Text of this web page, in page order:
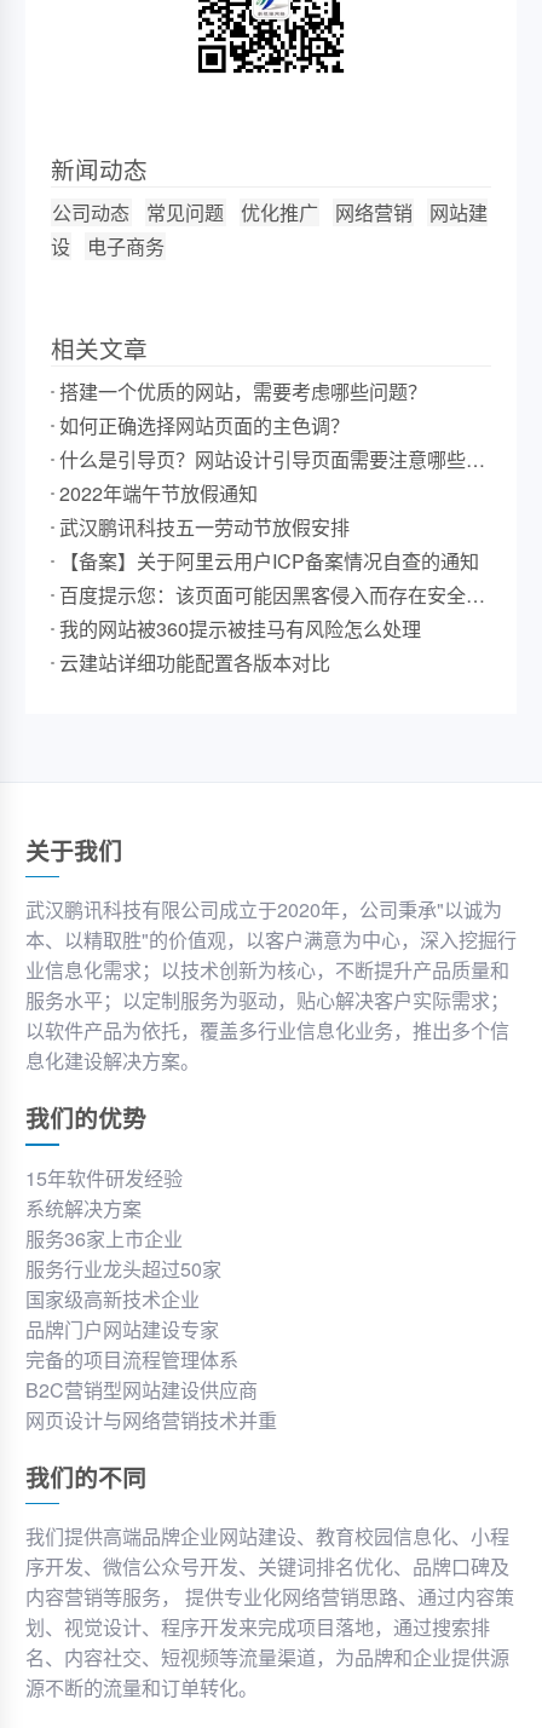
新闻动态
公司动态 常见问题 优化推广 网络营销
网站建
设
电子商务
相关文章
搭建一个优质的网站，需要考虑哪些问题？
如何正确选择网站页面的主色调？
什么是引导页？网站设计引导页面需要注意哪些事
项？
2022年端午节放假通知
武汉鹏讯科技五一劳动节放假安排
【备案】关于阿里云用户ICP备案情况自查的通知
百度提示您：该页面可能因黑客侵入而存在安全风
险
我的网站被360提示被挂马有风险怎么处理
云建站详细功能配置各版本对比
关于我们
武汉鹏讯科技有限公司成立于2020年，公司秉承"以诚为
本、以精取胜"的价值观，以客户满意为中心，深入挖掘行
业信息化需求；以技术创新为核心，不断提升产品质量和
服务水平；以定制服务为驱动，贴心解决客户实际需求；
以软件产品为依托，覆盖多行业信息化业务，推出多个信
息化建设解决方案。
我们的优势
15年软件研发经验
系统解决方案
服务36家上市企业
服务行业龙头超过50家
国家级高新技术企业
品牌门户网站建设专家
完备的项目流程管理体系
B2C营销型网站建设供应商
网页设计与网络营销技术并重
我们的不同
我们提供高端品牌企业网站建设、教育校园信息化、小程
序开发、微信公众号开发、关键词排名优化、品牌口碑及
内容营销等服务， 提供专业化网络营销思路、通过内容策
划、视觉设计、程序开发来完成项目落地，通过搜索排
名、内容社交、短视频等流量渠道，为品牌和企业提供源
源不断的流量和订单转化。